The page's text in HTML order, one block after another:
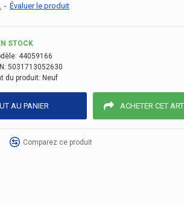
- Évaluer le produit
STOCK
44059166
5031713052630
du produit: Neuf
AU PANIER ACHETER CET
Comparez ce produit